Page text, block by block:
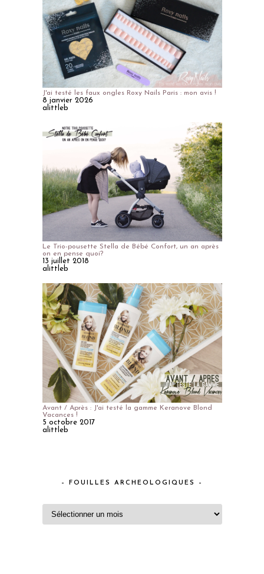
J'ai testé les faux ongles Roxy Nails Paris : mon avis !
8 janvier 2026
alittleb
Le Trio-pousette Stella de Bébé Confort, un an après
on en pense quoi?
13 juillet 2018
alittleb
Avant / Après : J'ai testé la gamme Keranove Blond
Vacances !
5 octobre 2017
alittleb
– FOUILLES ARCHEOLOGIQUES –